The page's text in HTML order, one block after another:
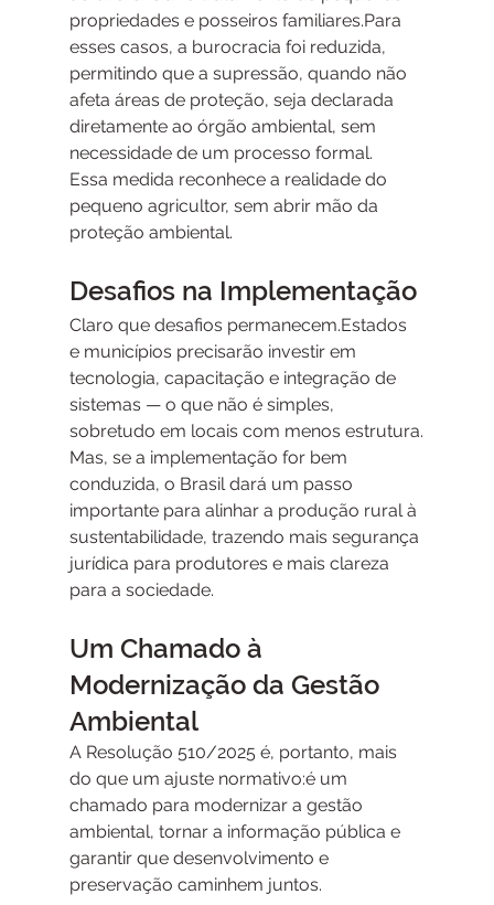
propriedades e posseiros familiares.Para
esses casos, a burocracia foi reduzida,
permitindo que a supressão, quando não
afeta áreas de proteção, seja declarada
diretamente ao órgão ambiental, sem
necessidade de um processo formal.
Essa medida reconhece a realidade do
pequeno agricultor, sem abrir mão da
proteção ambiental.
Desafios na Implementação
Claro que desafios permanecem.Estados
e municípios precisarão investir em
tecnologia, capacitação e integração de
sistemas — o que não é simples,
sobretudo em locais com menos estrutura.
Mas, se a implementação for bem
conduzida, o Brasil dará um passo
importante para alinhar a produção rural à
sustentabilidade, trazendo mais segurança
jurídica para produtores e mais clareza
para a sociedade.
Um Chamado à
Modernização da Gestão
Ambiental
A Resolução 510/2025 é, portanto, mais
do que um ajuste normativo:é um
chamado para modernizar a gestão
ambiental, tornar a informação pública e
garantir que desenvolvimento e
preservação caminhem juntos.